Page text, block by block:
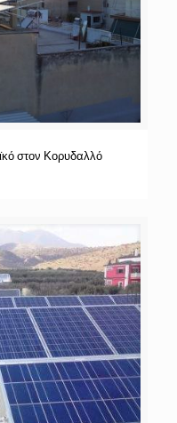
στον Κορυδαλλό